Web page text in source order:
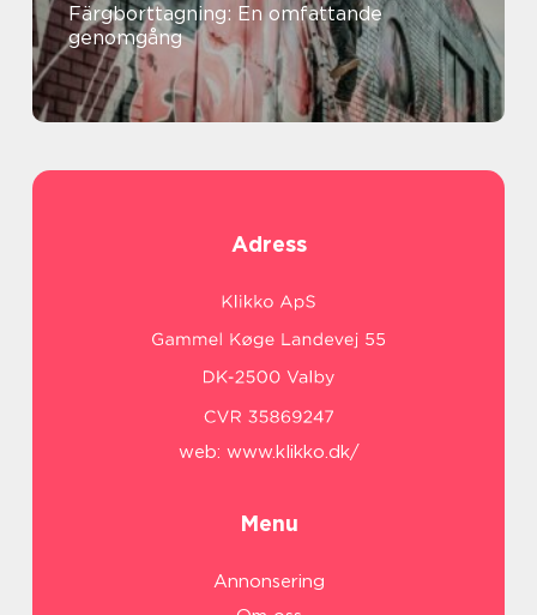
Färgborttagning: En omfattande
genomgång
Adress
web: www.klikko.dk/
Menu
Annonsering